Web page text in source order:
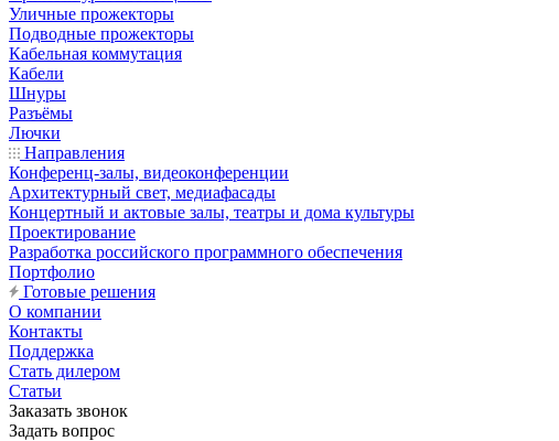
Уличные прожекторы
Подводные прожекторы
Кабельная коммутация
Кабели
Шнуры
Разъёмы
Лючки
Направления
Конференц-залы, видеоконференции
Архитектурный свет, медиафасады
Концертный и актовые залы, театры и дома культуры
Проектирование
Разработка российского программного обеспечения
Портфолио
Готовые решения
О компании
Контакты
Поддержка
Стать дилером
Статьи
Заказать звонок
Задать вопрос